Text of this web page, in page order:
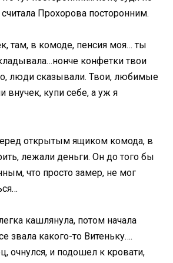
Прохорова посторонним.
там, в комоде, пенсия моя… ты
конфетки твои
люди сказывали. Твои, любимые
внучек, купи себе, а уж я
открытым ящиком комода, в
лежали деньги. Он до того бы
что просто замер, не мог
кашлянула, потом начала
звала какого-то Витеньку….
очнулся, и подошел к кровати,